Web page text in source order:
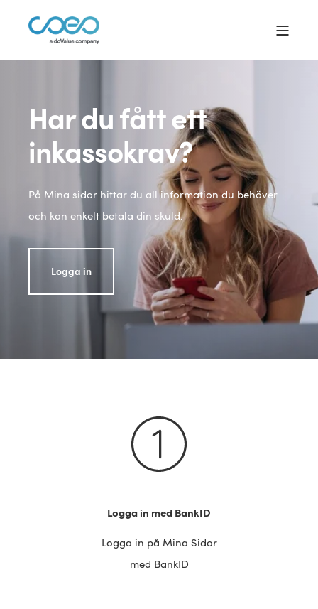
Har du fått ett
inkassokrav?
På Mina sidor hittar du all information du behöver
och kan enkelt betala din skuld.
Logga in
Logga in med BankID
Logga in på Mina Sidor
med BankID